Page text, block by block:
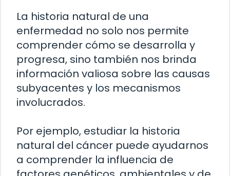
La historia natural de una
enfermedad no solo nos permite
comprender cómo se desarrolla y
progresa, sino también nos brinda
información valiosa sobre las causas
subyacentes y los mecanismos
involucrados.
Por ejemplo, estudiar la historia
natural del cáncer puede ayudarnos
a comprender la influencia de